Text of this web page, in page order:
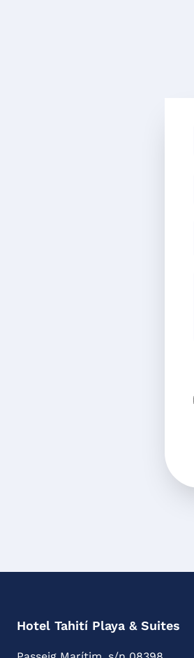
Hotel Tahití Playa & Suites